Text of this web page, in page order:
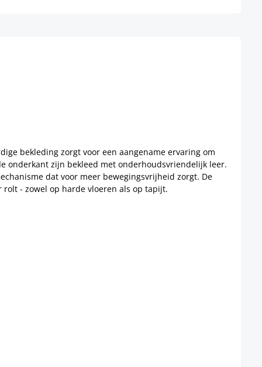
bekleding zorgt voor een aangename ervaring om
onderkant zijn bekleed met onderhoudsvriendelijk leer.
dat voor meer bewegingsvrijheid zorgt. De
- zowel op harde vloeren als op tapijt.